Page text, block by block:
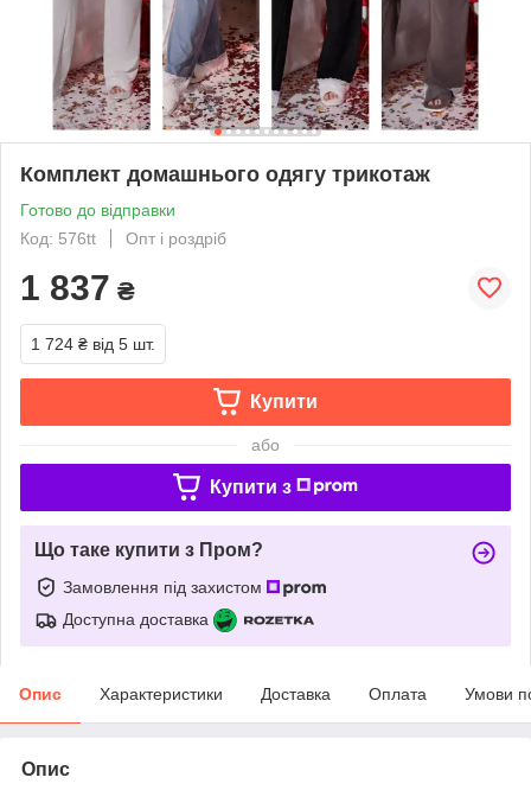
Комплект домашнього одягу трикотаж
Готово до відправки
Код: 576tt
Опт і роздріб
1 837 ₴
1 724 ₴ від 5 шт.
Купити
або
Купити з
Що таке купити з Пром?
Замовлення під захистом
Доступна доставка
Опис Характеристики Доставка Оплата Умови
Опис